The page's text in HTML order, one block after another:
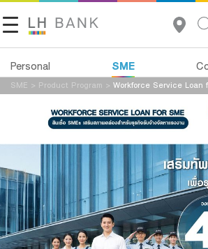
Personal SME
About Us
Investor Relations
Contact Us
Land and Houses Financial
Tel 1327
Loans
Advisory Service
All Loans
SME > Product Program > Workforce Service Loan